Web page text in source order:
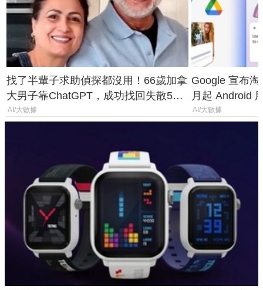
找了半輩子求助偵探都沒用！66歲加拿
大男子靠ChatGPT，成功找回失散50
年家人
AI/大數據
Google 宣布
月起 Android
AI/大數據